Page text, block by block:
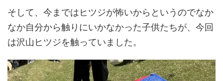
そして、今まではヒツジが怖いからというのでなか
なか自分から触りにいかなかった子供たちが、今回
は沢山ヒツジを触っていました。